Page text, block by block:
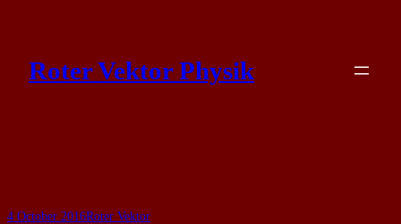
content
Roter Vektor Physik
4 October 2016Roter Vektor